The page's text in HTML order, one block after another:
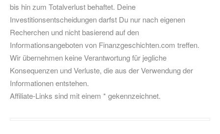
bis hin zum Totalverlust behaftet. Deine
Investitionsentscheidungen darfst Du nur nach eigenen
Recherchen und nicht basierend auf den
Informationsangeboten von Finanzgeschichten.com treffen.
Wir übernehmen keine Verantwortung für jegliche
Konsequenzen und Verluste, die aus der Verwendung der
Informationen entstehen.
Affiliate-Links sind mit einem * gekennzeichnet.